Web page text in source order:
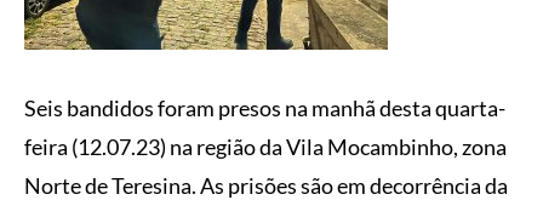
Seis bandidos foram presos na manhã desta quarta-
feira (12.07.23) na região da Vila Mocambinho, zona
Norte de Teresina. As prisões são em decorrência da